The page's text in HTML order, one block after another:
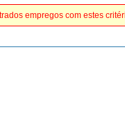
empregos com estes